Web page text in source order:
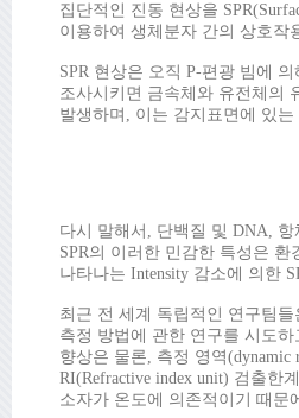
집단적인 진동 현상을
이용하여 생체분자 간의 상호작
SPR 현상은 오직 P-편광 빔에
조사시키면 금속체와 유전체의
발생하며, 이는 감지표면에 있
다시 말해서, 단백질 및 DNA,
SPR의 이러한 민감한 특성은
나타나는 Intensity 감소에 의한
최근 전 세계 독립적인 연구팀
측정 방법에 관한 연구를 시도
향상은 물론, 측정 영역
RI(Refractive index unit) 검출한
소자가 온도에 의존적이기 때문